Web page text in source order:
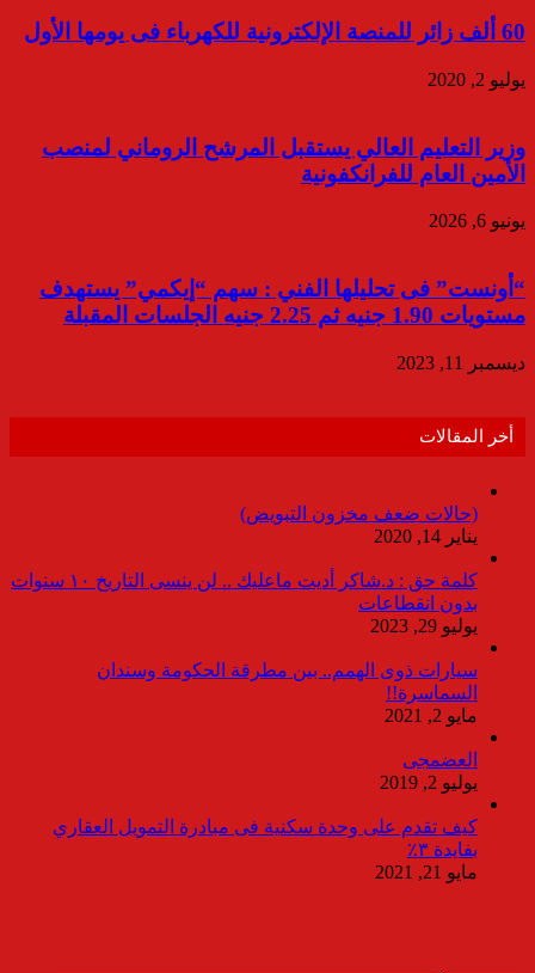
60 ألف زائر للمنصة الإلكترونية للكهرباء فى يومها الأول
يوليو 2, 2020
وزير التعليم العالي يستقبل المرشح الروماني لمنصب
الأمين العام للفرانكفونية
يونيو 6, 2026
“أونست” فى تحليلها الفني : سهم “إيكمي” يستهدف
مستويات 1.90 جنيه ثم 2.25 جنيه الجلسات المقبلة
ديسمبر 11, 2023
أخر المقالات
(حالات ضعف مخزون التبويض)
يناير 14, 2020
كلمة حق : د.شاكر أديت ماعليك .. لن ينسى التاريخ ١٠ سنوات
بدون انقطاعات
يوليو 29, 2023
سيارات ذوى الهمم.. بين مطرقة الحكومة وسندان
السماسرة!!
مايو 2, 2021
العضمجى
يوليو 2, 2019
كيف تقدم على وحدة سكنية فى مبادرة التمويل العقاري
بفايدة ٣٪
مايو 21, 2021